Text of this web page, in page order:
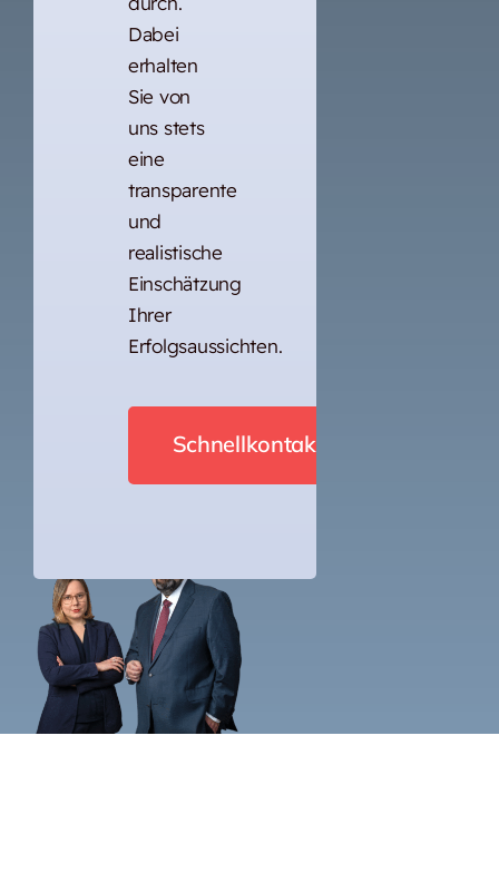
Dabei
erhalten
Sie von
uns stets
eine
transparente
und
realistische
Einschätzung
Ihrer
Erfolgsaussichten.
Schnellkontakt